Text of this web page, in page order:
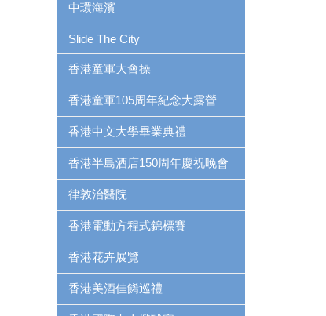
中環海濱
Slide The City
香港童軍大會操
香港童軍105周年紀念大露營
香港中文大學畢業典禮
香港半島酒店150周年慶祝晚會
律敦治醫院
香港電動方程式錦標賽
香港花卉展覽
香港美酒佳餚巡禮